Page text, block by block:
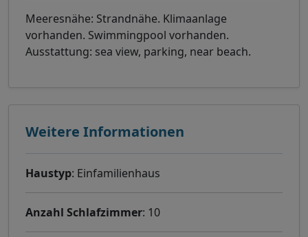
Meeresnähe: Strandnähe. Klimaanlage
vorhanden. Swimmingpool vorhanden.
Ausstattung: sea view, parking, near beach.
Weitere Informationen
Haustyp: Einfamilienhaus
Anzahl Schlafzimmer: 10